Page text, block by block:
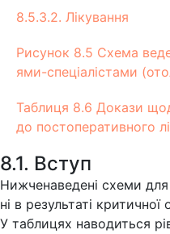
8.5.3.2. Лікування
Рисунок 8.5 Схема
ями-спеціалістами
Таблиця 8.6 Докази
до постоперативного
8.1. Вступ
Нижченаведені схеми для
ні в результаті
У таблицях наводиться